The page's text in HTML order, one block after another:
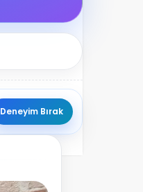
Deneyim Bırak